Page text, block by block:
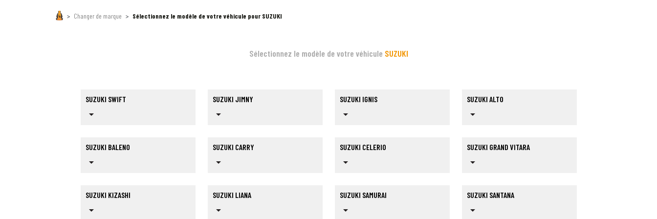
Changer de marque Sélectionnez le modèle de votre véhicule pour SUZUKI
Sélectionnez le modèle de votre véhicule SUZUKI
SUZUKI SWIFT
arrow_drop_down
SUZUKI JIMNY
arrow_drop_down
SUZUKI IGNIS
arrow_drop_down
SUZUKI ALTO
arrow_drop_down
SUZUKI BALENO
arrow_drop_down
SUZUKI CARRY
arrow_drop_down
SUZUKI CELERIO
arrow_drop_down
SUZUKI GRAND VITARA
arrow_drop_down
SUZUKI KIZASHI
arrow_drop_down
SUZUKI LIANA
arrow_drop_down
SUZUKI SAMURAI
arrow_drop_down
SUZUKI SANTANA
arrow_drop_down